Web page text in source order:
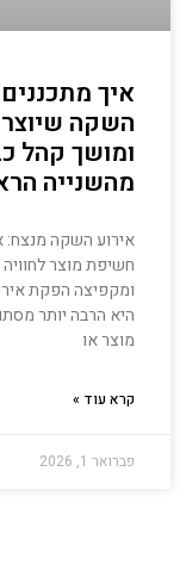
איך
השקה
ומושך קהל
מהשנייה
אירוע השקה מנצח:
חשיפת מוצר
ומקפיצה הפקת
היא הרבה יותר
מוצר או
קרא עוד »
פברואר 1, 2026